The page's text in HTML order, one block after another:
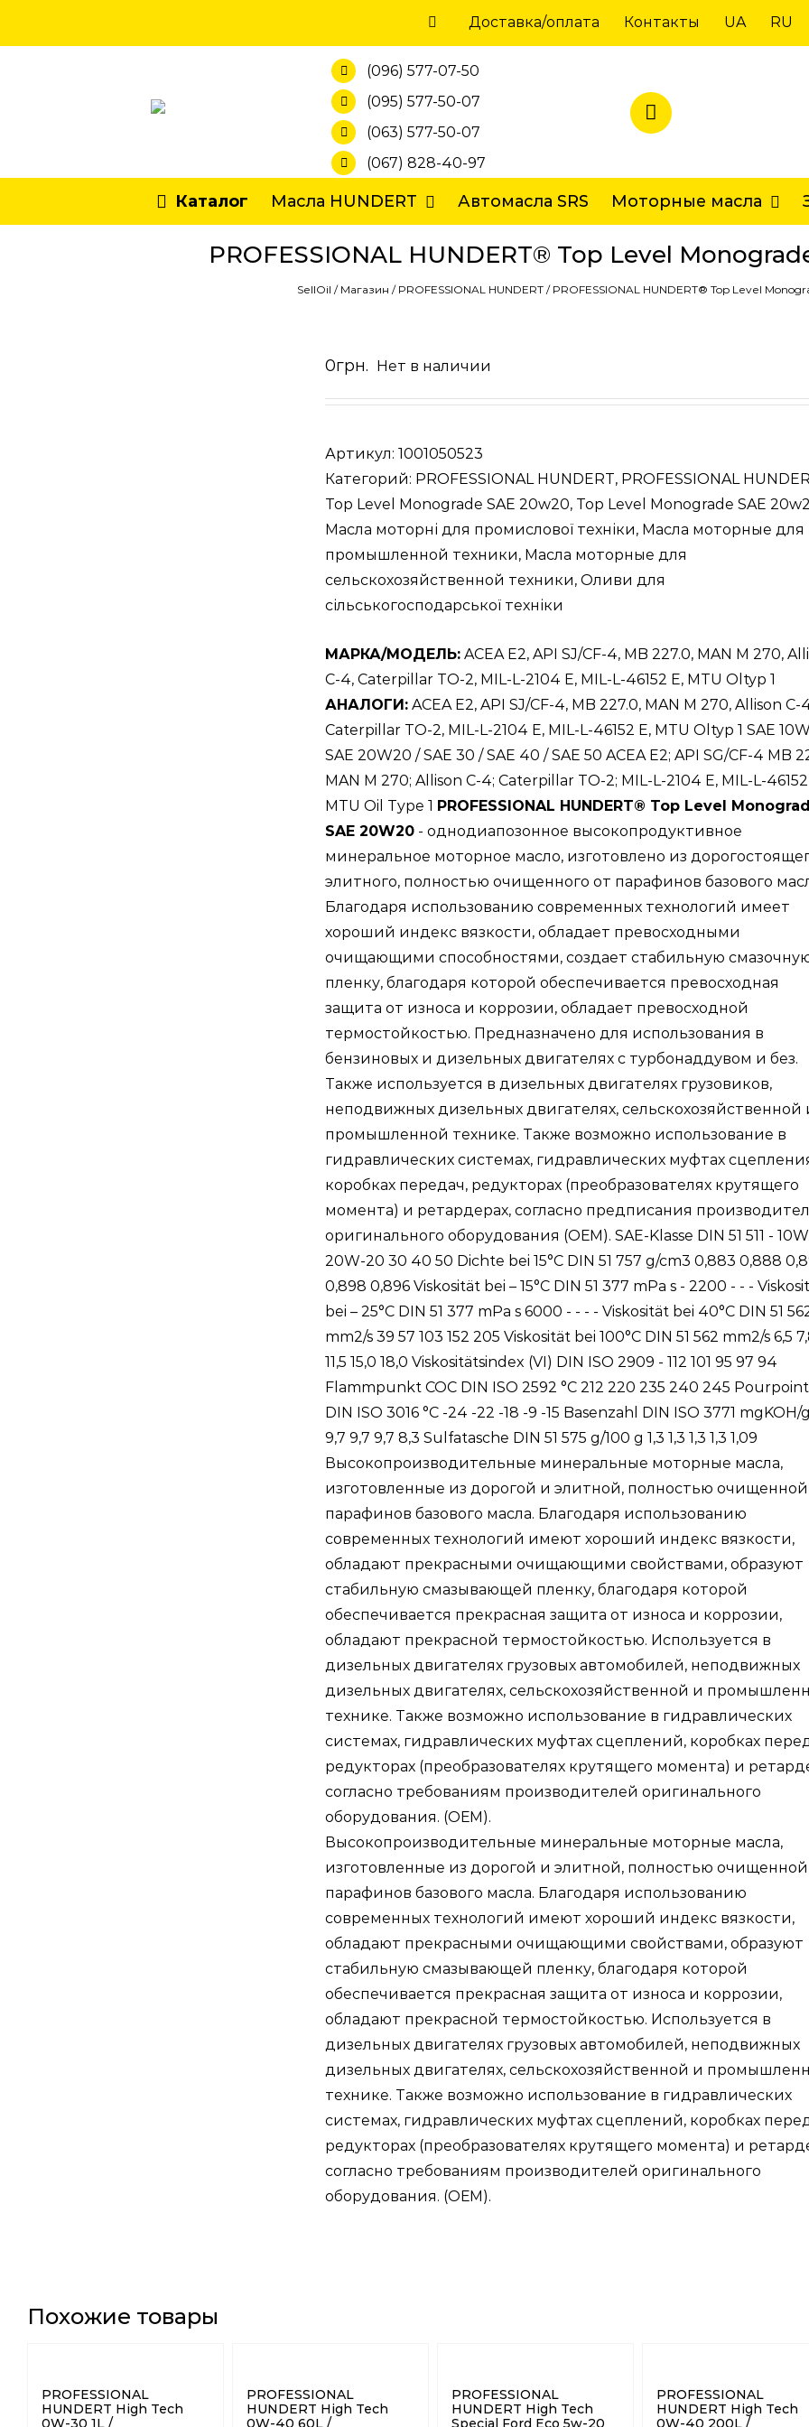
Доставка/оплата Контакты UA RU
(096) 577-07-50
(095) 577-50-07
(063) 577-50-07
(067) 828-40-97
Каталог Масла HUNDERT Автомасла SRS Моторные масла
PROFESSIONAL HUNDERT® Top Level
SellOil / Магазин / PROFESSIONAL HUNDERT / PROFESSIONAL HUNDERT® Top Level
0грн. Нет в наличии
Артикул: 1001050523
Категорий: PROFESSIONAL HUNDERT, PROFESSIONAL
Top Level Monograde SAE 20w20, Top Level Monograde SAE
Масла моторні для промислової техніки, Масла моторные для
промышленной техники, Масла моторные для
сельскохозяйственной техники, Оливи для
сільськогосподарської техніки
МАРКА/МОДЕЛЬ: ACEA E2, API SJ/CF-4, MB 227.0, MAN M 270,
C-4, Caterpillar TO-2, MIL-L-2104 E, MIL-L-46152 E, MTU Oltyp 1
АНАЛОГИ: ACEA E2, API SJ/CF-4, MB 227.0, MAN M 270, Allison C-
Caterpillar TO-2, MIL-L-2104 E, MIL-L-46152 E, MTU Oltyp 1 SAE
SAE 20W20 / SAE 30 / SAE 40 / SAE 50 ACEA E2; API SG/CF-4 MB
MAN M 270; Allison C-4; Caterpillar TO-2; MIL-L-2104 E, MIL-L-46152
MTU Oil Type 1 PROFESSIONAL HUNDERT® Top Level
SAE 20W20 - однодиапозонное высокопродуктивное
минеральное моторное масло, изготовлено из
элитного, полностью очищенного от парафинов базового
Благодаря использованию современных технологий имеет
хороший индекс вязкости, обладает превосходными
очищающими способностями, создает стабильную
пленку, благодаря которой обеспечивается превосходная
защита от износа и коррозии, обладает превосходной
термостойкостью. Предназначено для использования в
бензиновых и дизельных двигателях с турбонаддувом и без.
Также используется в дизельных двигателях грузовиков,
неподвижных дизельных двигателях, сельскохозяйственной
промышленной технике. Также возможно использование в
гидравлических системах, гидравлических муфтах
коробках передач, редукторах (преобразователях крутящего
момента) и ретардерах, согласно предписания
оригинального оборудования (ОЕМ). SAE-Klasse DIN 51 511 - 10W
20W-20 30 40 50 Dichte bei 15°C DIN 51 757 g/cm3 0,883 0,888
0,898 0,896 Viskosität bei – 15°C DIN 51 377 mPa s - 2200 - - -
bei – 25°C DIN 51 377 mPa s 6000 - - - - Viskosität bei 40°C DIN 51
mm2/s 39 57 103 152 205 Viskosität bei 100°C DIN 51 562 mm2/s 6,5
11,5 15,0 18,0 Viskositätsindex (VI) DIN ISO 2909 - 112 101 95 97 94
Flammpunkt COC DIN ISO 2592 °C 212 220 235 240 245 Pourpoint
DIN ISO 3016 °C -24 -22 -18 -9 -15 Basenzahl DIN ISO 3771 mgKOH/
9,7 9,7 9,7 8,3 Sulfatasche DIN 51 575 g/100 g 1,3 1,3 1,3 1,3 1,09
Высокопроизводительные минеральные моторные масла,
изготовленные из дорогой и элитной, полностью очищенной
парафинов базового масла. Благодаря использованию
современных технологий имеют хороший индекс вязкости,
обладают прекрасными очищающими свойствами, образуют
стабильную смазывающей пленку, благодаря которой
обеспечивается прекрасная защита от износа и коррозии,
обладают прекрасной термостойкостью. Используется в
дизельных двигателях грузовых автомобилей, неподвижных
дизельных двигателях, сельскохозяйственной и
технике. Также возможно использование в гидравлических
системах, гидравлических муфтах сцеплений, коробках
редукторах (преобразователях крутящего момента) и
согласно требованиям производителей оригинального
оборудования. (ОЕМ).
Высокопроизводительные минеральные моторные масла,
изготовленные из дорогой и элитной, полностью очищенной
парафинов базового масла. Благодаря использованию
современных технологий имеют хороший индекс вязкости,
обладают прекрасными очищающими свойствами, образуют
стабильную смазывающей пленку, благодаря которой
обеспечивается прекрасная защита от износа и коррозии,
обладают прекрасной термостойкостью. Используется в
дизельных двигателях грузовых автомобилей, неподвижных
дизельных двигателях, сельскохозяйственной и
технике. Также возможно использование в гидравлических
системах, гидравлических муфтах сцеплений, коробках
редукторах (преобразователях крутящего момента) и
согласно требованиям производителей оригинального
оборудования. (ОЕМ).
Похожие товары
PROFESSIONAL
HUNDERT High Tech
0W-30 1L /
PROFESSIONAL
HUNDERT High Tech
0W-40 60L /
PROFESSIONAL
HUNDERT High Tech
Special Ford Eco 5w-20
PROFESSIONAL
HUNDERT High Tech
0W-40 200L /